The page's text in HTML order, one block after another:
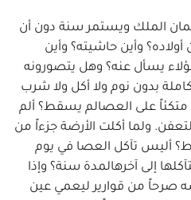
الملك ويستمر سنة دون أن
وأين حاشيته؟ وأين
يسأل عنه؟ وهل يتصورونه
بدون نوم ولا أكل ولا شرب
على العصالم يسقط؟ ألم
ولما أكلت الأرضة جزءاً من
أليس تآكل العصا في يوم
إلى آخرهالمدة سنة؟ وإذا
صرحاً من قوارير ليعمي عين